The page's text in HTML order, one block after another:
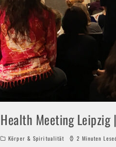
Health Meeting Leipzig
Körper & Spiritualität 2 Minuten